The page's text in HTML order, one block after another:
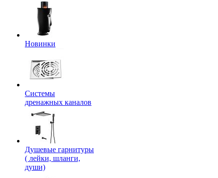
Новинки
Системы
дренажных каналов
Душевые гарнитуры
( лейки, шланги,
души)